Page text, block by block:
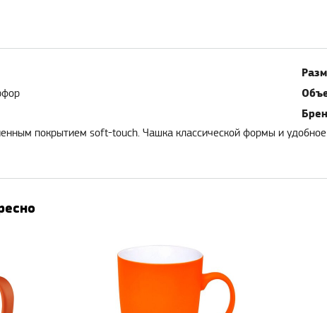
покрытием soft-touch. Чашка классической формы и